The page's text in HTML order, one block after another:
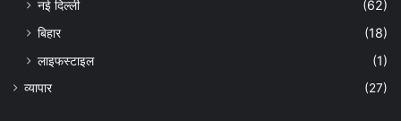
नई दिल्ली
(62)
बिहार
(18)
लाइफस्टाइल
(1)
व्यापार (27)